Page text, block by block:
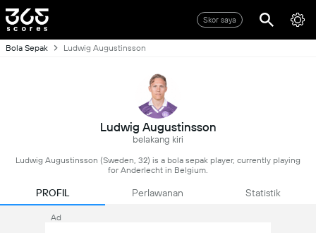
Skor saya
Bola Sepak Ludwig Augustinsson
Ludwig Augustinsson
belakang kiri
Ludwig Augustinsson (Sweden, 32) is a bola sepak player, currently playing
for Anderlecht in Belgium.
PROFIL Perlawanan Statistik
Ad